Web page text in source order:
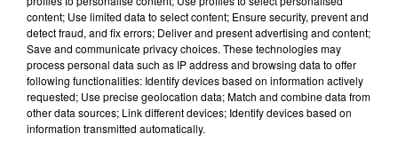
Un an après son ouverture, le restaurant " Nouvel Air " à
Boismé mentionné par le Gault et Millau, une belle
surprise pour les gérants.
Alors que le 8e Salon de l’habitat de Thouars s'est
ouvert ce vendredi, les patrons doivent s'adapter à des
salariés qui n'hésitent plus à aller chez le mieux-
content; Use limited data to select content; Ensure security, prevent and
detect fraud, and fix errors; Deliver and present advertising and content;
Save and communicate privacy choices. These technologies may
process personal data such as IP address and browsing data to offer
following functionalities: Identify devices based on information actively
requested; Use precise geolocation data; Match and combine data from
other data sources; Link different devices; Identify devices based on
information transmitted automatically.